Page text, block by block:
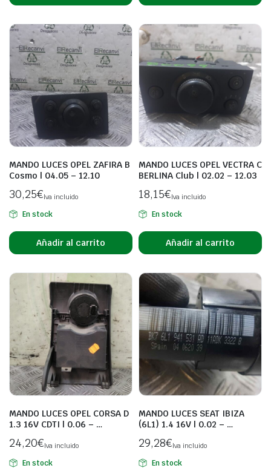
MANDO LUCES OPEL ZAFIRA B
Cosmo | 04.05 – 12.10
30,25€Iva incluido
En stock
Añadir al carrito
MANDO LUCES OPEL VECTRA C
BERLINA Club | 02.02 – 12.03
18,15€Iva incluido
En stock
Añadir al carrito
MANDO LUCES OPEL CORSA D
1.3 16V CDTI | 0.06 – …
24,20€Iva incluido
En stock
MANDO LUCES SEAT IBIZA
(6L1) 1.4 16V | 0.02 – …
29,28€Iva incluido
En stock